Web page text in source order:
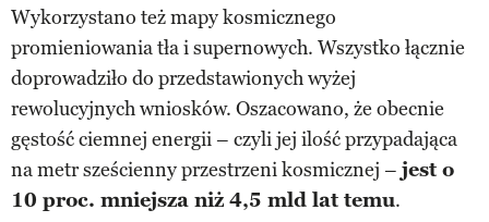
Wykorzystano też mapy kosmicznego
promieniowania tła i supernowych. Wszystko łącznie
doprowadziło do przedstawionych wyżej
rewolucyjnych wniosków. Oszacowano, że obecnie
gęstość ciemnej energii – czyli jej ilość przypadająca
na metr sześcienny przestrzeni kosmicznej – jest o
10 proc. mniejsza niż 4,5 mld lat temu.